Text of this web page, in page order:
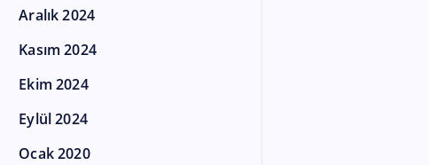
Aralık 2024
Kasım 2024
Ekim 2024
Eylül 2024
Ocak 2020